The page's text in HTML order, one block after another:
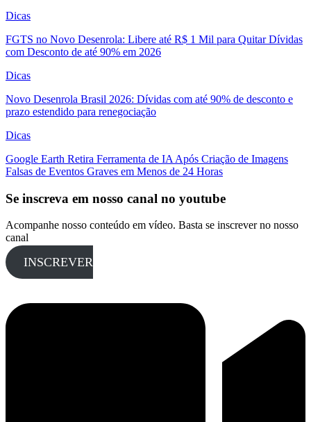
Dicas
FGTS no Novo Desenrola: Libere até R$ 1 Mil para Quitar Dívidas
com Desconto de até 90% em 2026
Dicas
Novo Desenrola Brasil 2026: Dívidas com até 90% de desconto e
prazo estendido para renegociação
Dicas
Google Earth Retira Ferramenta de IA Após Criação de Imagens
Falsas de Eventos Graves em Menos de 24 Horas
Se inscreva em nosso canal no youtube
Acompanhe nosso conteúdo em vídeo. Basta se inscrever no nosso
canal
INSCREVER